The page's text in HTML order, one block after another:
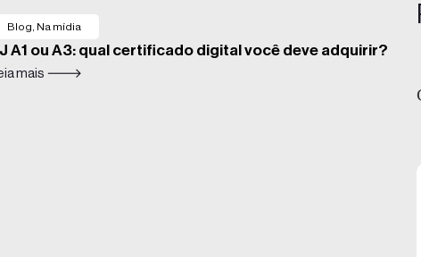
Blog Na mídia
A1 ou A3: qual certificado digital você deve adquirir?
mais 🡒